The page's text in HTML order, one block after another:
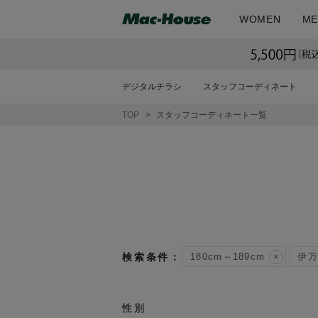
WOMEN
デジタルチラシ スタッフコーディネート
TOP スタッフコーディネート一覧
180cm～189cm 伊
性別